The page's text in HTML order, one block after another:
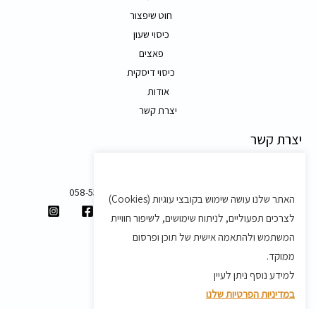
חוט שיפצור
כיסוי שעון
פאצים
כיסוי דיסקית
אודות
יצרת קשר
יצרת קשר
058-5557588
shvartz.order@gmail.com
תנאים ותקנון
האתר שלנו עושה שימוש בקובצי עוגיות (Cookies)
לצרכים תפעוליים, לניתוח שימושים, לשיפור חוויית
המשתמש ולהתאמה אישית של תוכן ופרסום
ממוקד.
למידע נוסף ניתן לעיין
במדיניות הפרטיות שלנו